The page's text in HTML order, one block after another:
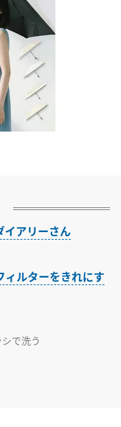
アリーさん
ィルターをきれにす
で洗う